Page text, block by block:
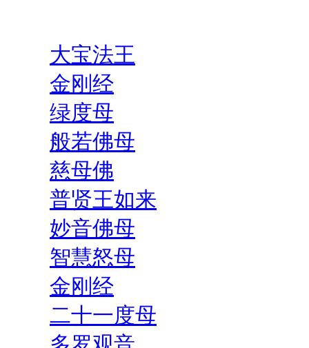
大宝法王
金刚经
绿度母
般若佛母
慈母佛
普贤王如来
妙音佛母
智慧怒母
金刚经
二十一度母